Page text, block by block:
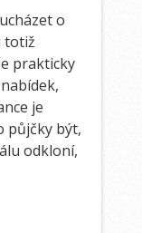
o
totiž
prakticky
je
půjčky být,
odkloní,